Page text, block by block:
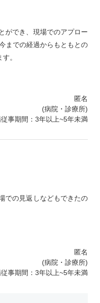
ができ、現場でのアプロー
までの経過からもともとの
。
匿名
(病院・診療所)
事期間：3年以上~5年未満
での見返しなどもできたの
匿名
(病院・診療所)
事期間：3年以上~5年未満